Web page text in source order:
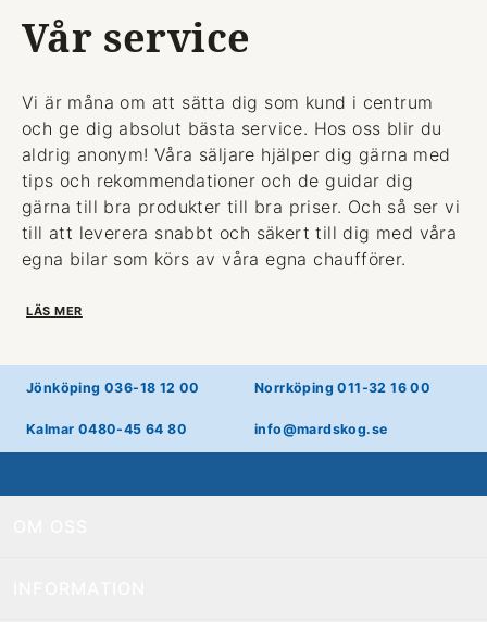
Vår service
Vi är måna om att sätta dig som kund i centrum
och ge dig absolut bästa service. Hos oss blir du
aldrig anonym! Våra säljare hjälper dig gärna med
tips och rekommendationer och de guidar dig
gärna till bra produkter till bra priser. Och så ser vi
till att leverera snabbt och säkert till dig med våra
egna bilar som körs av våra egna chaufförer.
LÄS MER
Jönköping 036-18 12 00 Norrköping 011-32 16 00
Kalmar 0480-45 64 80 info@mardskog.se